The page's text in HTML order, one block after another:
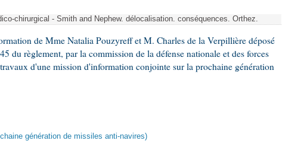
chirurgical - Smith and Nephew. délocalisation. conséquences. Orthez.
de Mme Natalia Pouzyreff et M. Charles de la Verpillière déposé
du règlement, par la commission de la défense nationale et des forces
d'une mission d'information conjointe sur la prochaine génération
génération de missiles anti-navires)